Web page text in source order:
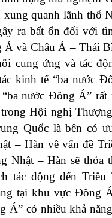
xung quanh lãnh thổ
ra bất ổn đối với
và Châu Á – Thái
cung ứng và tác
kinh tế “ba nước
nước Đông Á” rất
Hội nghị
Quốc là bên có
– Hàn về vấn đề
Nhật – Hàn sẽ thỏa
tác động đến Triều
tại khu vực Đông
Á” có nhiều khả